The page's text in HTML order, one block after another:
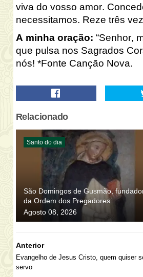
viva do vosso amor.
necessitamos. Reze três
A minha oração: “Senhor,
que pulsa nos Sagrados
nós! *Fonte Canção Nova.
Relacionado
Santo do dia
São Domingos de Gusmão,
da Ordem dos Pregadores
Agosto 08, 2026
Anterior
Evangelho de Jesus Cristo, quem quiser
servo